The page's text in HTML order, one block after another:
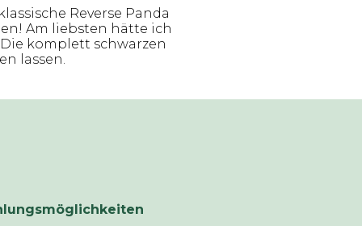
Reverse Panda
Am liebsten hätte ich
komplett schwarzen
lassen.